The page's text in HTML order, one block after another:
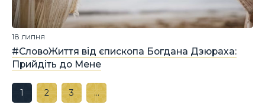
#СловоЖиття від єпископа Богдана Дзюраха:
Прийдіть до Мене
18 липня
1 2 3 …